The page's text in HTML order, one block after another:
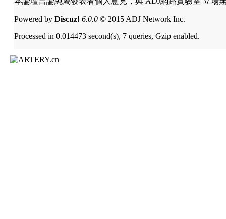
Powered by Discuz! 6.0.0 © 2015 ADJ Network Inc.
Processed in 0.014473 second(s), 7 queries, Gzip enabled.